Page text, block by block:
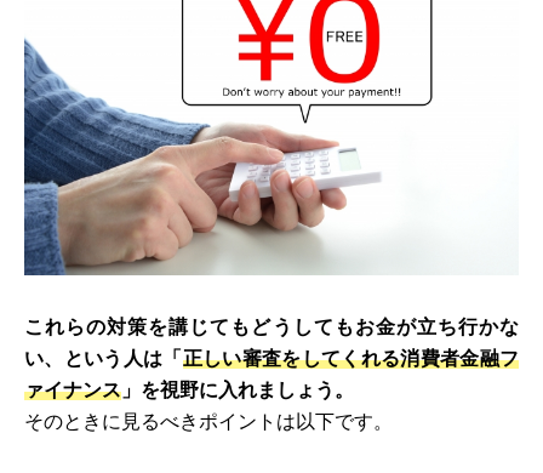
これらの対策を講じてもどうしてもお金が立ち行かな
い、という人は「 正しい審査をしてくれる消費者金融フ
ァイナンス 」を視野に入れましょう。
そのときに見るべきポイントは以下です。